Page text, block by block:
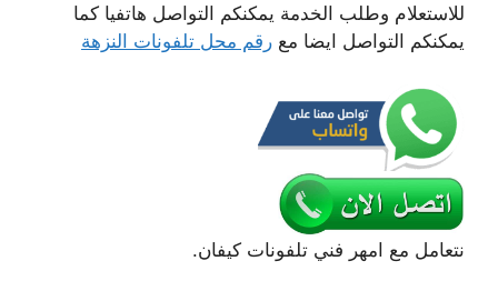
للاستعلام وطلب الخدمة يمكنكم التواصل هاتفيا كما
يمكنكم التواصل ايضا مع رقم محل تلفونات النزهة
نتعامل مع امهر فني تلفونات كيفان.